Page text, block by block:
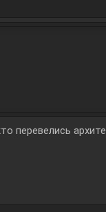
перевелись